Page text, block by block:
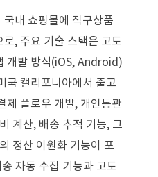
내 쇼핑몰에 직구상품
, 주요 기술 스택은 고도
개발 방식(iOS, Android)
국 캘리포니아에서 출고
제 플로우 개발, 개인통관
계산, 배송 추적 기능, 그
정산 이원화 기능이 포
자동 수집 기능과 고도